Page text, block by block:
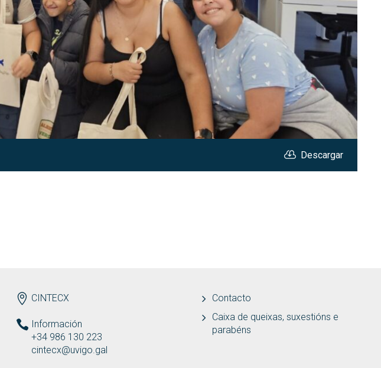
Descargar
ENDEREZOCINTECX
Información
+34 986 130 223
cintecx@uvigo.gal
Contacto
Caixa de queixas, suxestións e
parabéns